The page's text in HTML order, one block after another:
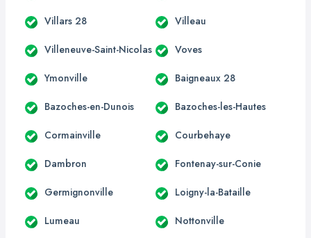
Villars 28 Villeau
Villeneuve-Saint-Nicolas Voves
Ymonville Baigneaux 28
Bazoches-en-Dunois Bazoches-les-Hautes
Cormainville Courbehaye
Dambron Fontenay-sur-Conie
Germignonville Loigny-la-Bataille
Lumeau Nottonville